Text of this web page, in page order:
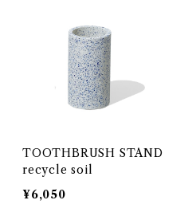
TOOTHBRUSH STAND
recycle soil
¥6,050